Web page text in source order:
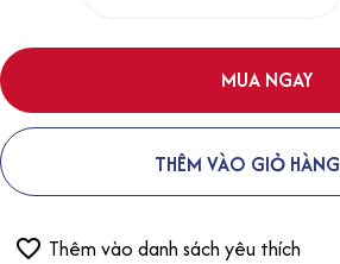
MUA NGAY
THÊM VÀO GIỎ HÀNG
Thêm vào danh sách yêu thích